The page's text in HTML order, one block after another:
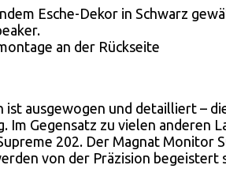
Esche-Dekor in Schwarz
an der Rückseite
ausgewogen und detailliert –
Gegensatz zu vielen anderen
202. Der Magnat Monitor
von der Präzision begeistert